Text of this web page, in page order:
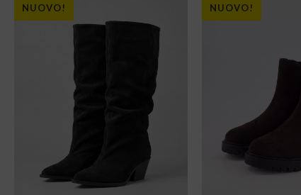
NUOVO! NUOVO!